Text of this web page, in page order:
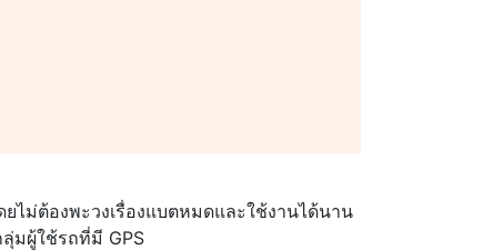
ไม่ต้องพะวงเรื่องแบตหมดและใช้งานได้นาน
มผู้ใช้รถที่มี GPS